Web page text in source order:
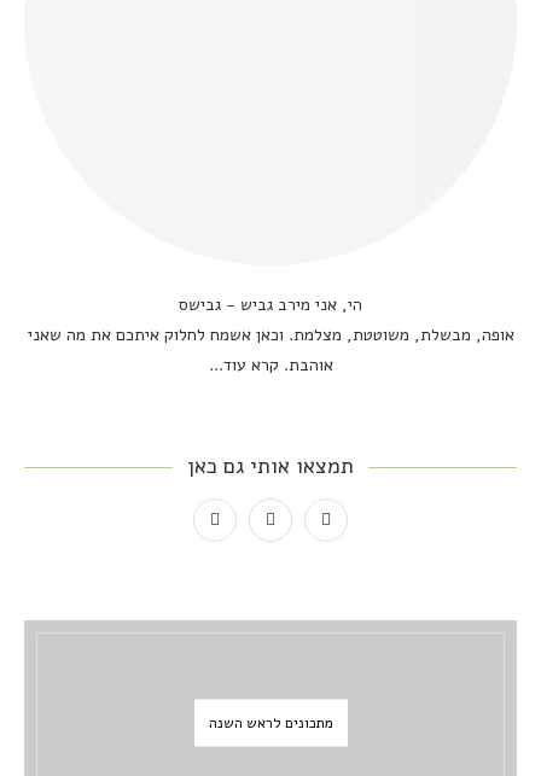
הי, אני מירב גביש - גבישס
אופה, מבשלת, משוטטת, מצלמת. וכאן אשמח לחלוק איתכם את מה שאני
אוהבת. קרא עוד...
תמצאו אותי גם כאן
מתכונים לראש השנה